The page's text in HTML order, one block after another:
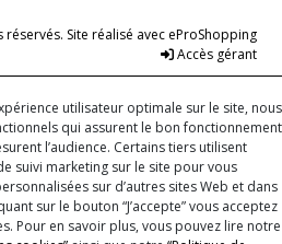
réservés. Site réalisé avec eProShopping
Accès gérant
utilisateur optimale sur le site, nous
qui assurent le bon fonctionnement
l’audience. Certains tiers utilisent
suivi marketing sur le site pour vous
sur d’autres sites Web et dans
sur le bouton “J’accepte” vous acceptez
Pour en savoir plus, vous pouvez lire notre